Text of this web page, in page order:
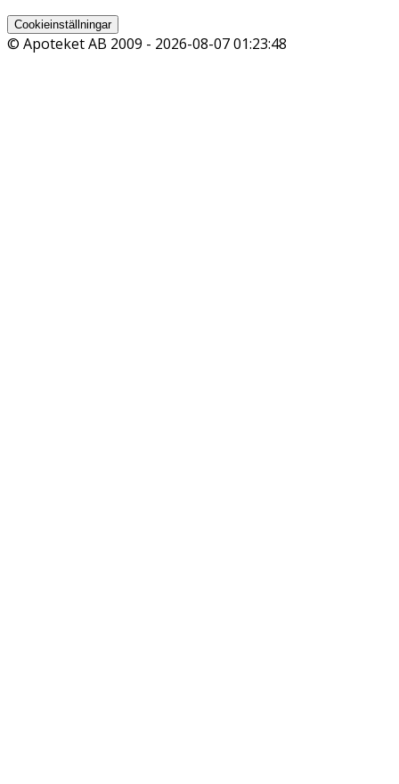
Cookieinställningar
© Apoteket AB 2009 - 2026-08-07 01:23:48